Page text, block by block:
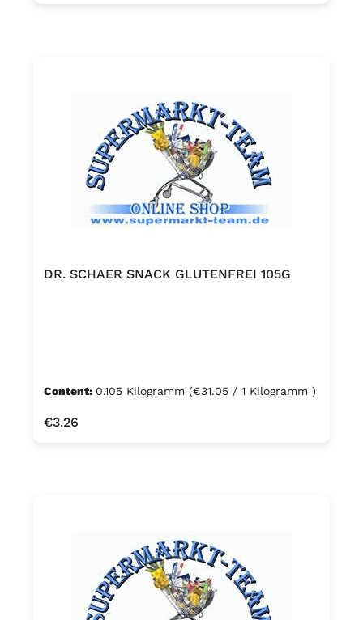
DR. SCHAER SNACK GLUTENFREI 105G
Content: 0.105 Kilogramm (€31.05 / 1 Kilogramm )
Regular price:
€3.26